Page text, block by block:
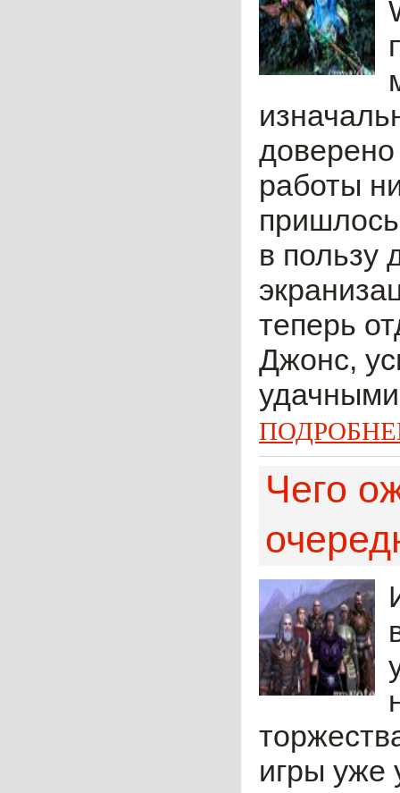
работы
в пользу
теперь
Джонс,
Чего
игры уже